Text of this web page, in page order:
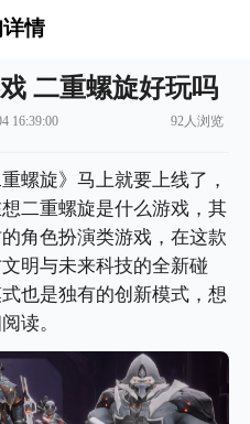
情
二重螺旋好玩吗
16:39:00 92人浏览
螺旋》马上就要上线了，
二重螺旋是什么游戏，其
角色扮演类游戏，在这款
明与未来科技的全新碰
也是独有的创新模式，想
读。